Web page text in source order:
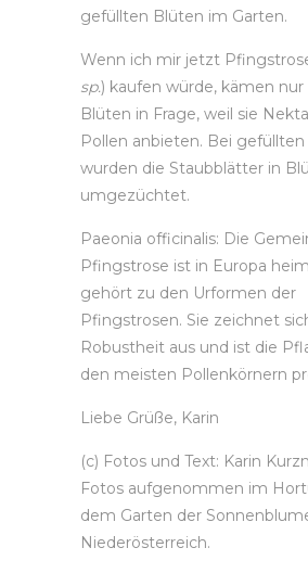
gefüllten Blüten im Garten.
Wenn ich mir jetzt
sp.) kaufen würde, kämen
Blüten in Frage, weil sie
Pollen anbieten. Bei
wurden die Staubblätter in
umgezüchtet.
Paeonia officinalis: Die
Pfingstrose ist in Europa
gehört zu den Urformen der
Pfingstrosen. Sie zeichnet
Robustheit aus und ist die
den meisten Pollenkörnern
Liebe Grüße, Karin
(c) Fotos und Text: Karin
Fotos aufgenommen im
dem Garten der
Niederösterreich.